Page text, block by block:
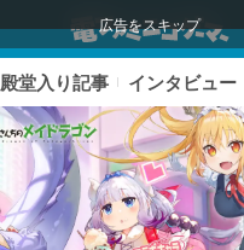
広告をスキップ
殿堂入り記事 インタビュー